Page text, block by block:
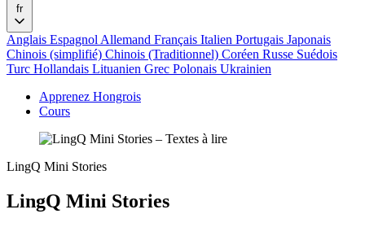
fr
Anglais Espagnol Allemand Français Italien Portugais Japonais
Chinois (simplifié) Chinois (Traditionnel) Coréen Russe Suédois
Turc Hollandais Lituanien Grec Polonais Ukrainien
Apprenez Hongrois
Cours
LingQ Mini Stories
LingQ Mini Stories